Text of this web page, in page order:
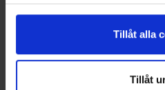
Tillåt alla
Tillåt